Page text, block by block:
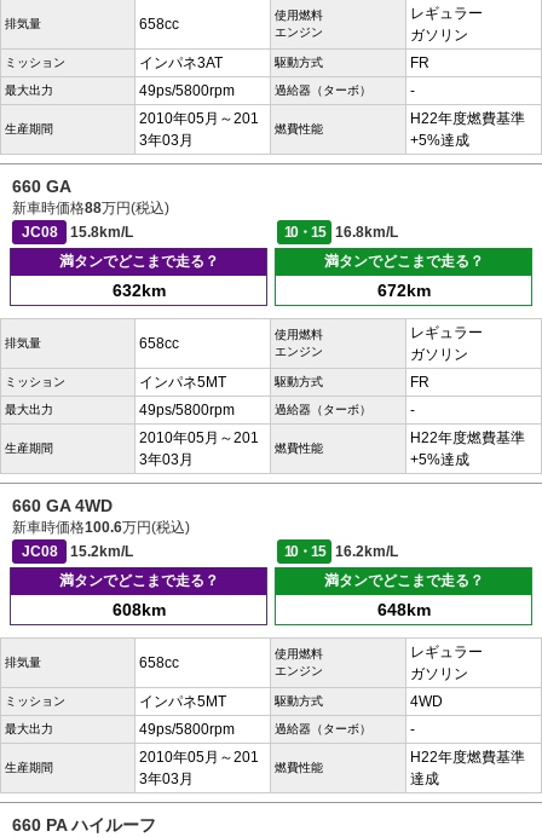
排気量 658cc
使用燃料
エンジン
レギュラー
ガソリン
ミッション インパネ3AT 駆動方式 FR
最大出力 49ps/5800rpm 過給器（ターボ） -
生産期間
2010年05月～201
3年03月
燃費性能
H22年度燃費基準
+5%達成
660 GA
新車時価格88万円(税込)
JC08
15.8km/L 10・15
16.8km/L
満タンでどこまで走る？
632km
満タンでどこまで走る？
672km
排気量 658cc
使用燃料
エンジン
レギュラー
ガソリン
ミッション インパネ5MT 駆動方式 FR
最大出力 49ps/5800rpm 過給器（ターボ） -
生産期間
2010年05月～201
3年03月
燃費性能
H22年度燃費基準
+5%達成
660 GA 4WD
新車時価格100.6万円(税込)
JC08
15.2km/L 10・15
16.2km/L
満タンでどこまで走る？
608km
満タンでどこまで走る？
648km
排気量 658cc
使用燃料
エンジン
レギュラー
ガソリン
ミッション インパネ5MT 駆動方式 4WD
最大出力 49ps/5800rpm 過給器（ターボ） -
生産期間
2010年05月～201
3年03月
燃費性能
H22年度燃費基準
達成
660 PA ハイルーフ